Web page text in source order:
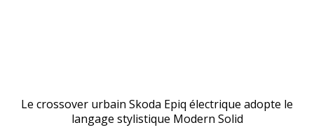
Le crossover urbain Skoda Epiq électrique adopte le
langage stylistique Modern Solid